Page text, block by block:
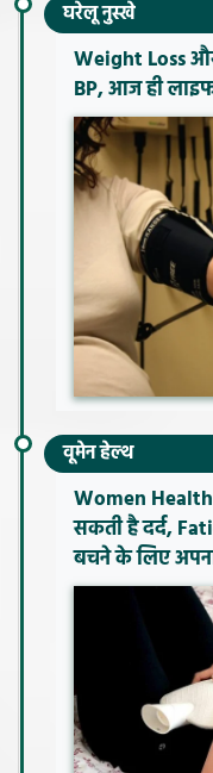
घरेलू नुस्खे
Weight Loss
BP, आज ही
वूमेन हेल्थ
Women
सकती है दर्द,
बचने के लिए